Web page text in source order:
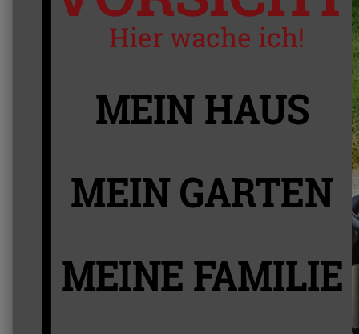
MEIN HAUS
MEIN GARTEN
MEINE FAMILIE
Hier wache ich!